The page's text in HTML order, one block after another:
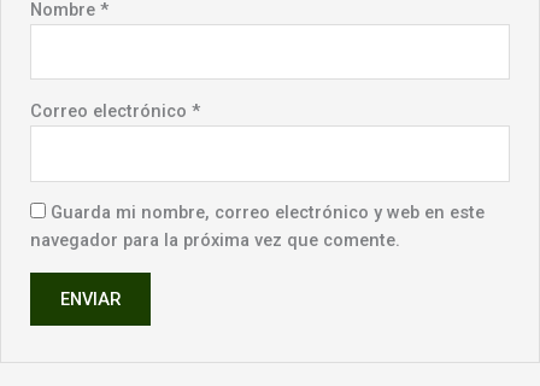
Nombre*
Correo electrónico*
Guarda mi nombre, correo electrónico y web en este
navegador para la próxima vez que comente.